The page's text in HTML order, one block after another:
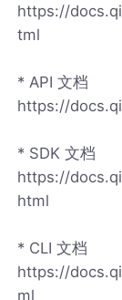
https://
tml
* API 文档
https://
* SDK 文档
https://
html
* CLI 文档
https://
ml